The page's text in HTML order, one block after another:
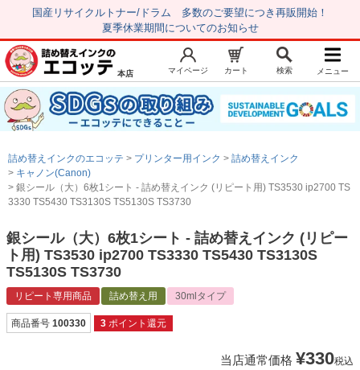
国産リサイクルトナー/ドラム 多数のご要望につき再販開始！
夏季休業期間についてのお知らせ
新規会員登録 マイページ
トップページ お気に入り
注文履歴 レビュー履歴
はじめての方へ
商品を探す
初心者用セット
キャノンインク
エプソンインク
本店 マイページ カート 検索 メニュー
詰め替えインクのエコッテ プリンター用インク
詰め替えインク
キャノン(Canon)
銀シール（大）6枚1シート - 詰め替えインク (リピート用) TS3530 ip2700 TS
3330 TS5430 TS3130S TS5130S TS3730
銀シール（大）6枚1シート - 詰め替えインク (リピー
ト用) TS3530 ip2700 TS3330 TS5430 TS3130S
TS5130S TS3730
リピート専用商品 詰め替え用 30mlタイプ
商品番号 100330 3 ポイント還元
当店通常価格 ¥330税込